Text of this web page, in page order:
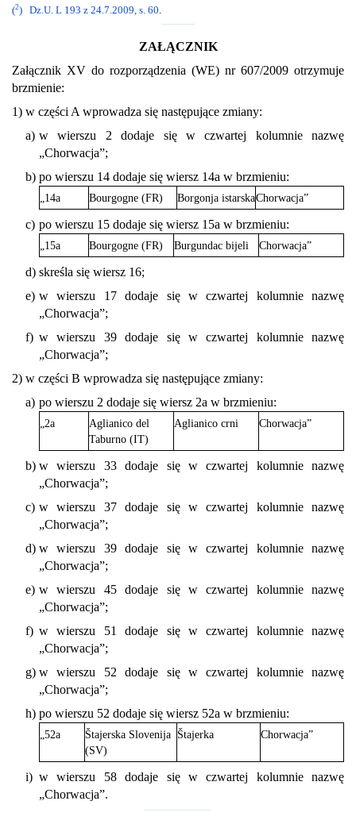
(2) Dz.U. L 193 z 24.7.2009, s. 60.
ZAŁĄCZNIK
Załącznik XV do rozporządzenia (WE) nr 607/2009 otrzymuje
brzmienie:
1) w części A wprowadza się następujące zmiany:
a) w wierszu 2 dodaje się w czwartej kolumnie nazwę
„Chorwacja”;
b) po wierszu 14 dodaje się wiersz 14a w brzmieniu:
„14a Bourgogne (FR) Borgonja istarskaChorwacja”
c) po wierszu 15 dodaje się wiersz 15a w brzmieniu:
„15a Bourgogne (FR) Burgundac bijeli Chorwacja”
d) skreśla się wiersz 16;
e) w wierszu 17 dodaje się w czwartej kolumnie nazwę
„Chorwacja”;
f) w wierszu 39 dodaje się w czwartej kolumnie nazwę
„Chorwacja”;
2) w części B wprowadza się następujące zmiany:
a) po wierszu 2 dodaje się wiersz 2a w brzmieniu:
„2a
Aglianico del
Taburno (IT)
Aglianico crni Chorwacja”
b) w wierszu 33 dodaje się w czwartej kolumnie nazwę
„Chorwacja”;
c) w wierszu 37 dodaje się w czwartej kolumnie nazwę
„Chorwacja”;
d) w wierszu 39 dodaje się w czwartej kolumnie nazwę
„Chorwacja”;
e) w wierszu 45 dodaje się w czwartej kolumnie nazwę
„Chorwacja”;
f) w wierszu 51 dodaje się w czwartej kolumnie nazwę
„Chorwacja”;
g) w wierszu 52 dodaje się w czwartej kolumnie nazwę
„Chorwacja”;
h) po wierszu 52 dodaje się wiersz 52a w brzmieniu:
„52a
Štajerska Slovenija
(SV)
Štajerka Chorwacja”
i) w wierszu 58 dodaje się w czwartej kolumnie nazwę
„Chorwacja”.